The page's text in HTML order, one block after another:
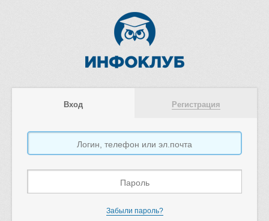
Вход Регистрация
Забыли пароль?